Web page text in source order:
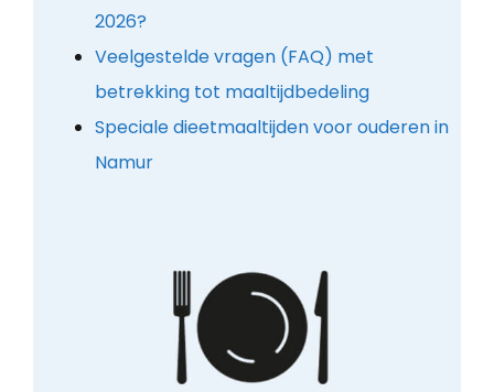
2026?
Veelgestelde vragen (FAQ) met
betrekking tot maaltijdbedeling
Speciale dieetmaaltijden voor ouderen in
Namur